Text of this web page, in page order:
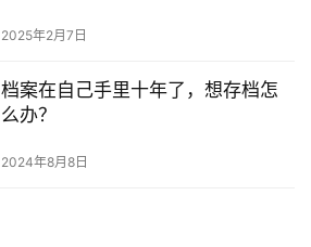
2025年2月7日
档案在自己手里十年了，想存档怎
么办？
2024年8月8日